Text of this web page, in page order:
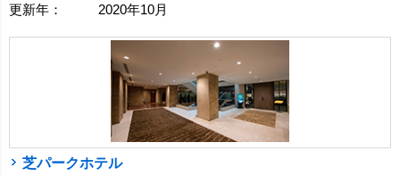
更新年：
2020年10月
芝パークホテル